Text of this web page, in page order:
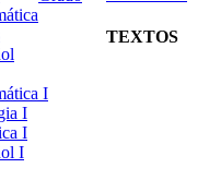
I
I
I
I
TEXTOS